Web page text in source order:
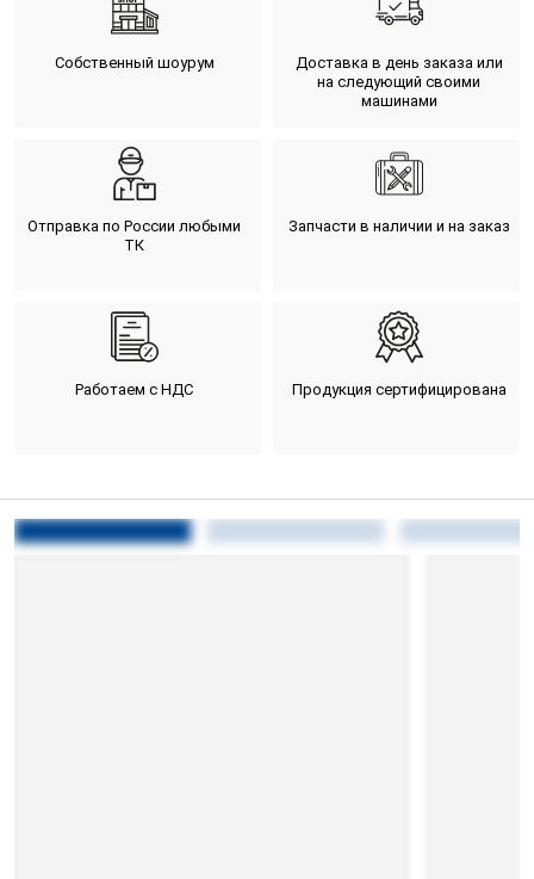
Собственный шоурум
Доставка в день заказа или
на следующий своими
машинами
Отправка по России любыми
ТК
Запчасти в наличии и на заказ
Работаем с НДС Продукция сертифицирована